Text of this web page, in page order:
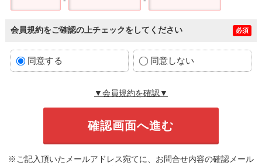
会員規約をご確認の上チェックをしてください 必須
同意する 同意しない
▼会員規約を確認▼
※ご記入頂いたメールアドレス宛てに、お問合せ内容の確認メール